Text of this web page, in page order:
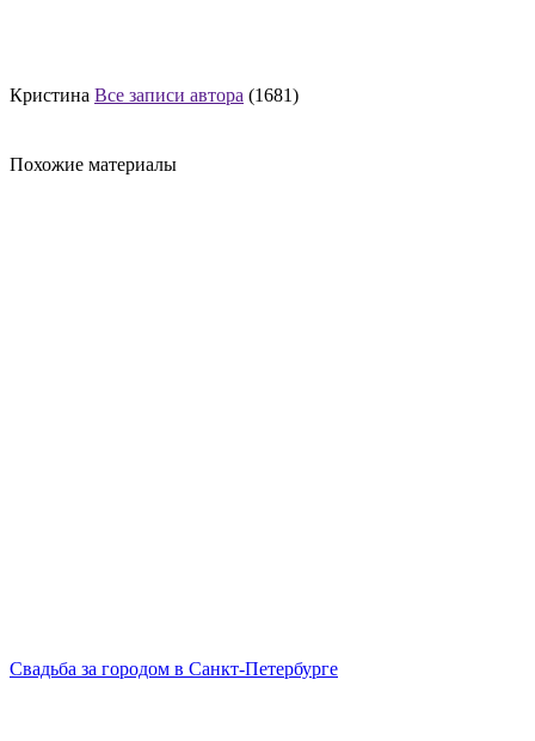
Кристина Все записи автора (1681)
Похожие материалы
Свадьба за городом в Санкт-Петербурге